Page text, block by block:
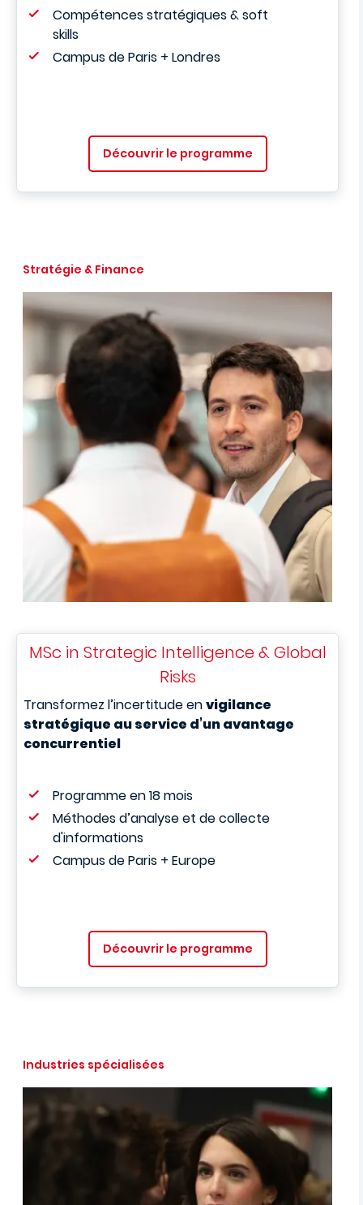
Compétences stratégiques & soft
skills
Campus de Paris + Londres
Découvrir le programme
Stratégie & Finance
MSc in Strategic Intelligence & Global
Risks
Transformez l’incertitude envigilance
stratégique au service d’un avantage
concurrentiel
Programme en 18 mois
Méthodes d’analyse et de collecte
d'informations
Campus de Paris + Europe
Découvrir le programme
Industries spécialisées